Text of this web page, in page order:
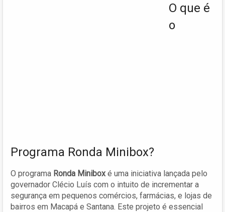
O que é
o
Programa Ronda Minibox?
O programa Ronda Miniboxé uma iniciativa lançada pelo
governador Clécio Luís com o intuito de incrementar a
segurança em pequenos comércios, farmácias, e lojas de
bairros em Macapá e Santana. Este projeto é essencial